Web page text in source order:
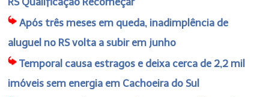
Após três meses em queda, inadimplência de
aluguel no RS volta a subir em junho
Temporal causa estragos e deixa cerca de 2,2 mil
imóveis sem energia em Cachoeira do Sul